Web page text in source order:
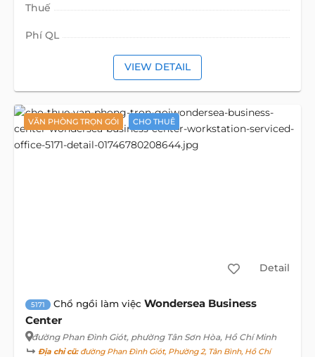
Thuế
Phí QL
VIEW DETAIL
VĂN PHÒNG TRỌN GÓI CHO THUÊ
Detail
5171 Chổ ngồi làm việc Wondersea Business
Center
đường Phan Đình Giót, phường Tân Sơn Hòa, Hồ Chí Minh
Địa chỉ cũ:đường Phan Đình Giót, Phường 2, Tân Bình, Hồ Chí